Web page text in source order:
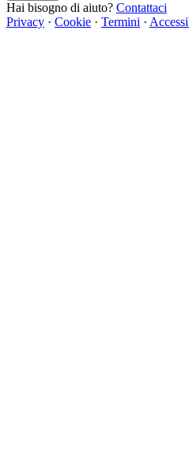
Hai bisogno di aiuto? Contattaci
Privacy · Cookie · Termini ·